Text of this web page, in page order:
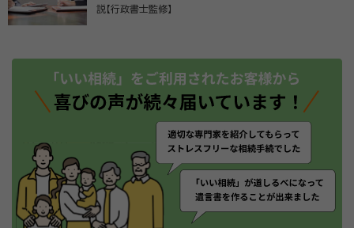
説【行政書士監修】